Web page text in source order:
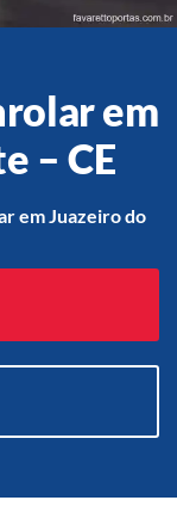
de
São Pedro da
de
São João de
em
– CE
em Juazeiro do